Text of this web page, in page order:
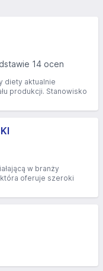
14 ocen
diety aktualnie
produkcji. Stanowisko
w branży
oferuje szeroki